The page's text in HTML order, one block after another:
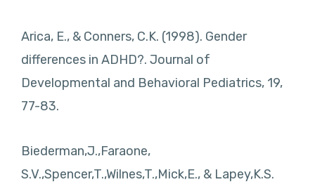
Arica, E., & Conners, C.K. (1998). Gender
differences in ADHD?. Journal of
Developmental and Behavioral Pediatrics, 19,
77-83.
Biederman,J.,Faraone,
S.V.,Spencer,T.,Wilnes,T.,Mick,E., & Lapey,K.S.